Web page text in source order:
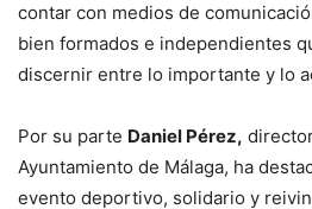
contar con medios de
bien formados e independientes
discernir entre lo importante y lo
Por su parte Daniel Pérez,
Ayuntamiento de Málaga, ha
evento deportivo, solidario y